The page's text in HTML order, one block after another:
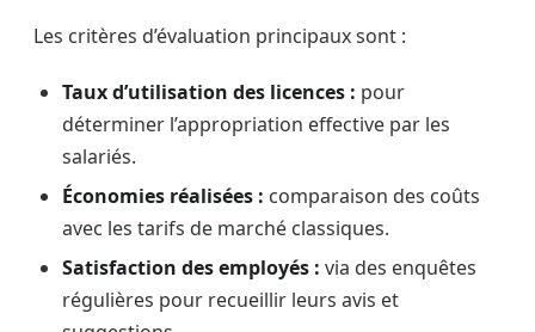
Les critères d’évaluation principaux sont :
Taux d’utilisation des licences : pour
déterminer l’appropriation effective par les
salariés.
Économies réalisées : comparaison des coûts
avec les tarifs de marché classiques.
Satisfaction des employés : via des enquêtes
régulières pour recueillir leurs avis et